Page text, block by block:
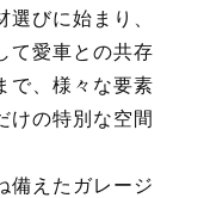
びに始まり、
て愛車との共存
で、様々な要素
けの特別な空間
備えたガレージ